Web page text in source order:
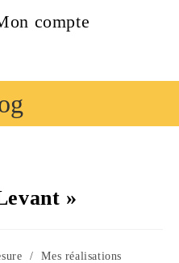
compte
»
/ Mes réalisations